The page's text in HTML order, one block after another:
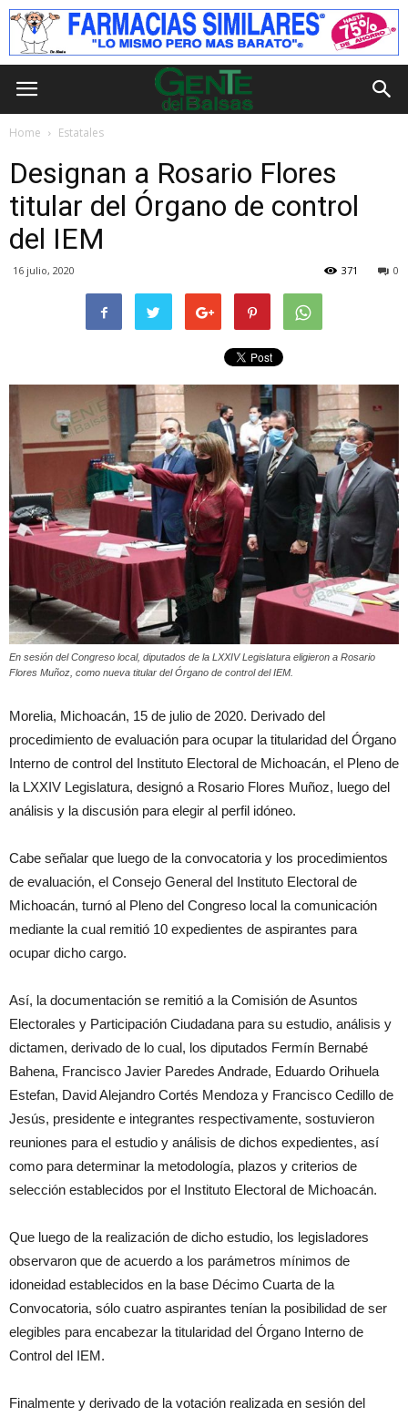
Home Estatales
Designan a Rosario Flores
titular del Órgano de control
del IEM
16 julio, 2020 0
371
En sesión del Congreso local, diputados de la LXXIV Legislatura eligieron a Rosario
Flores Muñoz, como nueva titular del Órgano de control del IEM.
Morelia, Michoacán, 15 de julio de 2020. Derivado del
procedimiento de evaluación para ocupar la titularidad del Órgano
Interno de control del Instituto Electoral de Michoacán, el Pleno de
la LXXIV Legislatura, designó a Rosario Flores Muñoz, luego del
análisis y la discusión para elegir al perfil idóneo.
Cabe señalar que luego de la convocatoria y los procedimientos
de evaluación, el Consejo General del Instituto Electoral de
Michoacán, turnó al Pleno del Congreso local la comunicación
mediante la cual remitió 10 expedientes de aspirantes para
ocupar dicho cargo.
Así, la documentación se remitió a la Comisión de Asuntos
Electorales y Participación Ciudadana para su estudio, análisis y
dictamen, derivado de lo cual, los diputados Fermín Bernabé
Bahena, Francisco Javier Paredes Andrade, Eduardo Orihuela
Estefan, David Alejandro Cortés Mendoza y Francisco Cedillo de
Jesús, presidente e integrantes respectivamente, sostuvieron
reuniones para el estudio y análisis de dichos expedientes, así
como para determinar la metodología, plazos y criterios de
selección establecidos por el Instituto Electoral de Michoacán.
Que luego de la realización de dicho estudio, los legisladores
observaron que de acuerdo a los parámetros mínimos de
idoneidad establecidos en la base Décimo Cuarta de la
Convocatoria, sólo cuatro aspirantes tenían la posibilidad de ser
elegibles para encabezar la titularidad del Órgano Interno de
Control del IEM.
Finalmente y derivado de la votación realizada en sesión del